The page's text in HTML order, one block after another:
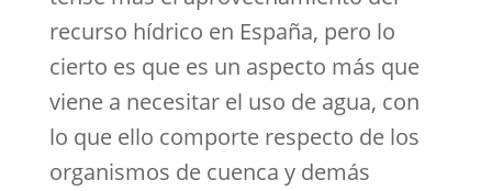
recurso hídrico en España, pero lo
cierto es que es un aspecto más que
viene a necesitar el uso de agua, con
lo que ello comporte respecto de los
organismos de cuenca y demás